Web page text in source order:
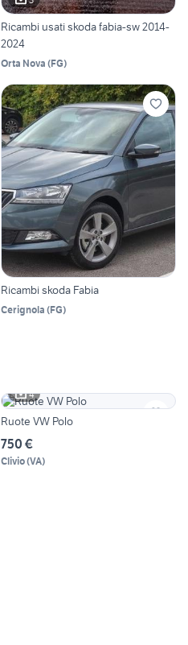
Ricambi usati skoda fabia-sw 2014-
2024
Orta Nova (FG)
Ricambi skoda Fabia
Cerignola (FG)
4
Ruote VW Polo
750 €
Clivio(VA)